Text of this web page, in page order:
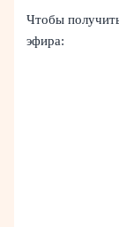
Чтобы
эфира: